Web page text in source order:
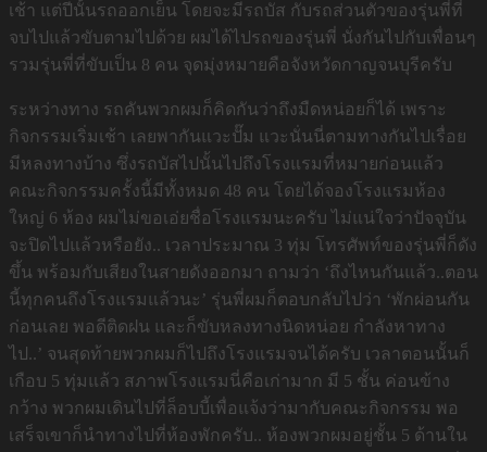
เช้า แต่ปีนั้นรถออกเย็น โดยจะมีรถบัส กับรถส่วนตัวของรุ่นพี่ที่
จบไปแล้วขับตามไปด้วย ผมได้ไปรถของรุ่นพี่ นั่งกันไปกับเพื่อนๆ
รวมรุ่นพี่ที่ขับเป็น 8 คน จุดมุ่งหมายคือจังหวัดกาญจนบุรีครับ
ระหว่างทาง รถคันพวกผมก็คิดกันว่าถึงมืดหน่อยก็ได้ เพราะ
กิจกรรมเริ่มเช้า เลยพากันแวะปั๊ม แวะนั่นนี่ตามทางกันไปเรื่อย
มีหลงทางบ้าง ซึ่งรถบัสไปนั้นไปถึงโรงแรมที่หมายก่อนแล้ว
คณะกิจกรรมครั้งนี้มีทั้งหมด 48 คน โดยได้จองโรงแรมห้อง
ใหญ่ 6 ห้อง ผมไม่ขอเอ่ยชื่อโรงแรมนะครับ ไม่แน่ใจว่าปัจจุบัน
จะปิดไปแล้วหรือยัง.. เวลาประมาณ 3 ทุ่ม โทรศัพท์ของรุ่นพี่ก็ดัง
ขึ้น พร้อมกับเสียงในสายดังออกมา ถามว่า ‘ถึงไหนกันแล้ว..ตอน
นี้ทุกคนถึงโรงแรมแล้วนะ’ รุ่นพี่ผมก็ตอบกลับไปว่า ‘พักผ่อนกัน
ก่อนเลย พอดีติดฝน และก็ขับหลงทางนิดหน่อย กำลังหาทาง
ไป..’ จนสุดท้ายพวกผมก็ไปถึงโรงแรมจนได้ครับ เวลาตอนนั้นก็
เกือบ 5 ทุ่มแล้ว สภาพโรงแรมนี่คือเก่ามาก มี 5 ชั้น ค่อนข้าง
กว้าง พวกผมเดินไปที่ล็อบบี้เพื่อแจ้งว่ามากับคณะกิจกรรม พอ
เสร็จเขาก็นำทางไปที่ห้องพักครับ.. ห้องพวกผมอยู่ชั้น 5 ด้านใน